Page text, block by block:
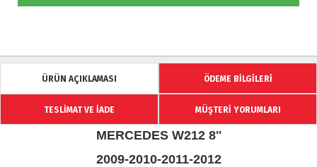
ÜRÜN AÇIKLAMASI ÖDEME BİLGİLERİ
TESLİMAT VE İADE MÜŞTERİ YORUMLARI
MERCEDES W212 8''
2009-2010-2011-2012